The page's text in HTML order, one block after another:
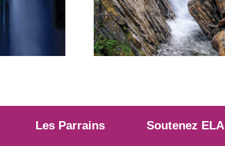
Les Parrains Soutenez ELA